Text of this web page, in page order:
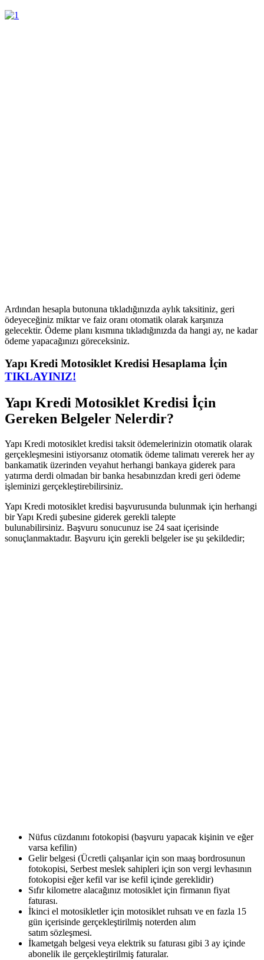
Ardından hesapla butonuna tıkladığınızda aylık taksitiniz, geri
ödeyeceğiniz miktar ve faiz oranı otomatik olarak karşınıza
gelecektir. Ödeme planı kısmına tıkladığınızda da hangi ay, ne kadar
ödeme yapacağınızı göreceksiniz.
Yapı Kredi Motosiklet Kredisi Hesaplama İçin
TIKLAYINIZ!
Yapı Kredi Motosiklet Kredisi İçin
Gereken Belgeler Nelerdir?
Yapı Kredi motosiklet kredisi taksit ödemelerinizin otomatik olarak
gerçekleşmesini istiyorsanız otomatik ödeme talimatı vererek her ay
bankamatik üzerinden veyahut herhangi bankaya giderek para
yatırma derdi olmadan bir banka hesabınızdan kredi geri ödeme
işleminizi gerçekleştirebilirsiniz.
Yapı Kredi motosiklet kredisi başvurusunda bulunmak için herhangi
bir Yapı Kredi şubesine giderek gerekli talepte
bulunabilirsiniz. Başvuru sonucunuz ise 24 saat içerisinde
sonuçlanmaktadır. Başvuru için gerekli belgeler ise şu şekildedir;
Nüfus cüzdanını fotokopisi (başvuru yapacak kişinin ve eğer
varsa kefilin)
Gelir belgesi (Ücretli çalışanlar için son maaş bordrosunun
fotokopisi, Serbest meslek sahipleri için son vergi levhasının
fotokopisi eğer kefil var ise kefil içinde gereklidir)
Sıfır kilometre alacağınız motosiklet için firmanın fiyat
faturası.
İkinci el motosikletler için motosiklet ruhsatı ve en fazla 15
gün içerisinde gerçekleştirilmiş noterden alım
satım sözleşmesi.
İkametgah belgesi veya elektrik su faturası gibi 3 ay içinde
abonelik ile gerçekleştirilmiş faturalar.